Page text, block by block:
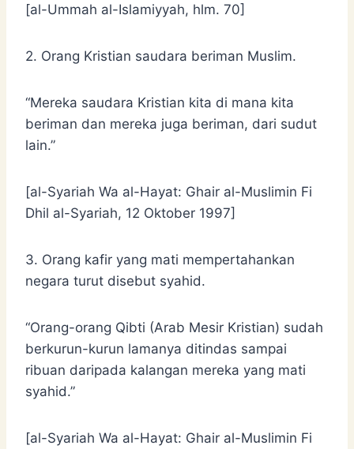
[al-Ummah al-Islamiyyah, hlm. 70]
2. Orang Kristian saudara beriman Muslim.
“Mereka saudara Kristian kita di mana kita
beriman dan mereka juga beriman, dari sudut
lain.”
[al-Syariah Wa al-Hayat: Ghair al-Muslimin Fi
Dhil al-Syariah, 12 Oktober 1997]
3. Orang kafir yang mati mempertahankan
negara turut disebut syahid.
“Orang-orang Qibti (Arab Mesir Kristian) sudah
berkurun-kurun lamanya ditindas sampai
ribuan daripada kalangan mereka yang mati
syahid.”
[al-Syariah Wa al-Hayat: Ghair al-Muslimin Fi